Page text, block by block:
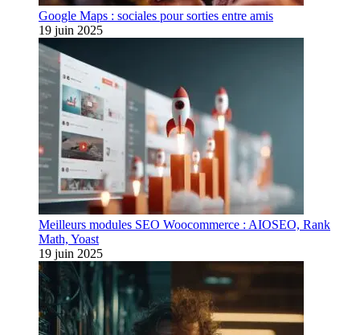
Google Maps : sociales pour sorties entre amis
19 juin 2025
Meilleurs modules SEO Woocommerce : AIOSEO, Rank
Math, Yoast
19 juin 2025